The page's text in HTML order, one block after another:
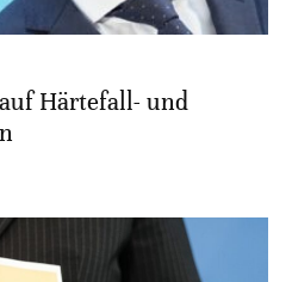
Härtefall- und